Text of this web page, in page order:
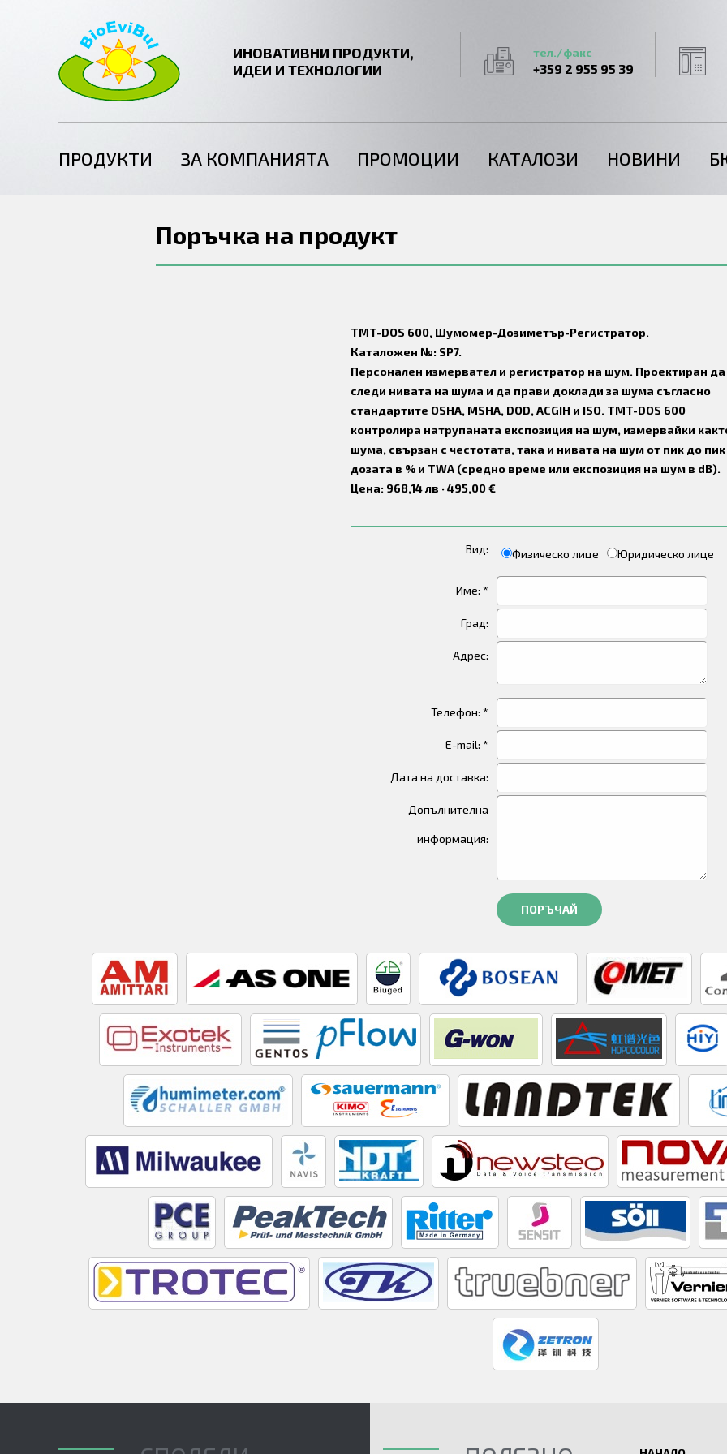
ИНОВАТИВНИ ПРОДУКТИ,
ИДЕИ И ТЕХНОЛОГИИ
тел./факс
+359 2 955 95 39
ПРОДУКТИ ЗА КОМПАНИЯТА ПРОМОЦИИ КАТАЛОЗИ НОВИНИ
Поръчка на продукт
TMT-DOS 600, Шумомер-Дозиметър-Регистратор.
Каталожен №: SP7.
Персонален измервател и регистратор на шум. Проектиран да
следи нивата на шума и да прави доклади за шума съгласно
стандартите OSHA, MSHA, DOD, ACGIH и ISO. TMT-DOS 600
контролира натрупаната експозиция на шум, измервайки
шума, свързан с честотата, така и нивата на шум от пик до пик
дозата в % и TWA (средно време или експозиция на шум в dB).
Цена: 968,14 лв · 495,00 €
Вид: Физическо лице Юридическо лице
Име: *
Град:
Адрес:
Телефон: *
E-mail: *
Дата на доставка:
Допълнителна
информация:
ПОРЪЧАЙ